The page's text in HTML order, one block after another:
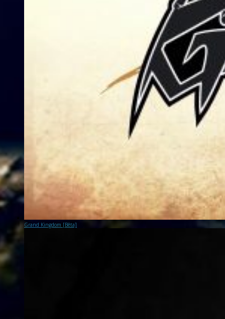
Grand Kingdom [Bêta]